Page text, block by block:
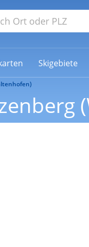
Skigebiete